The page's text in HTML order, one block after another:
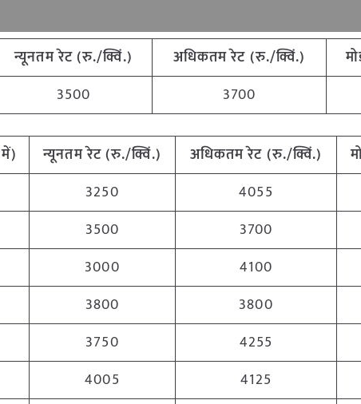
न्यूनतमरेट(रु./क्विं.) अधिकतमरेट (रु./क्विं.)
3500 3700
में) न्यूनतमरेट(रु./क्विं.) अधिकतमरेट (रु./क्विं.)
3250 4055
3500 3700
3000 4100
3800 3800
3750 4255
4005 4125